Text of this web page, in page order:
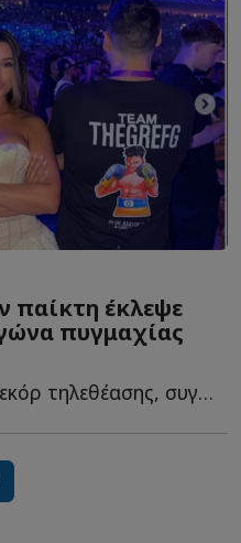
παίκτη έκλεψε
πυγμαχίας
Η εκδήλωση κατέρριψε ρεκόρ τηλεθέασης, συγκεντρώνοντας 9,...